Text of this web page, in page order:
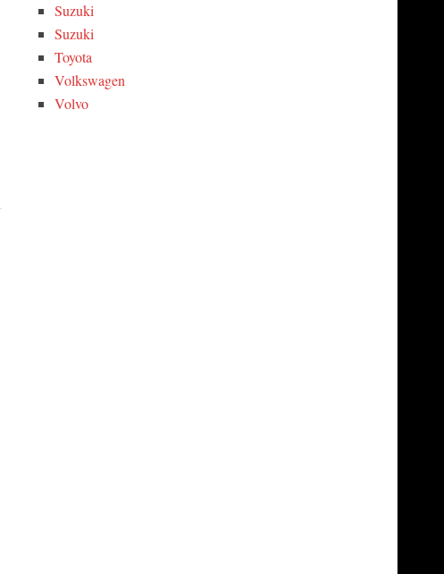
Suzuki
Suzuki
Toyota
Volkswagen
Volvo